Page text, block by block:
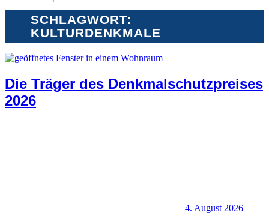
SCHLAGWORT:
KULTURDENKMALE
Die Träger des Denkmalschutzpreises
2026
4. August 2026